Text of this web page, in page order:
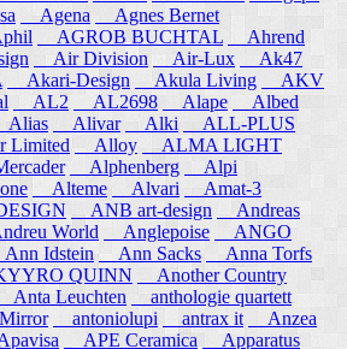
Agena
Agnes Bernet
AGROB BUCHTAL
Ahrend
Air Division Air-Lux
Ak47
Akari-Design Akula Living
AKV
AL2 AL2698 Alape
Albed
Alias Alivar Alki
ALL-PLUS
Limited
Alloy
ALMA LIGHT
Alphenberg
Alpi
Alteme Alvari
Amat-3
ANB art-design
Andreas
World Anglepoise
ANGO
Idstein Ann Sacks
Anna Torfs
QUINN
Another Country
Anta Leuchten
anthologie quartett
antoniolupi antrax it
Anzea
APE Ceramica
Apparatus